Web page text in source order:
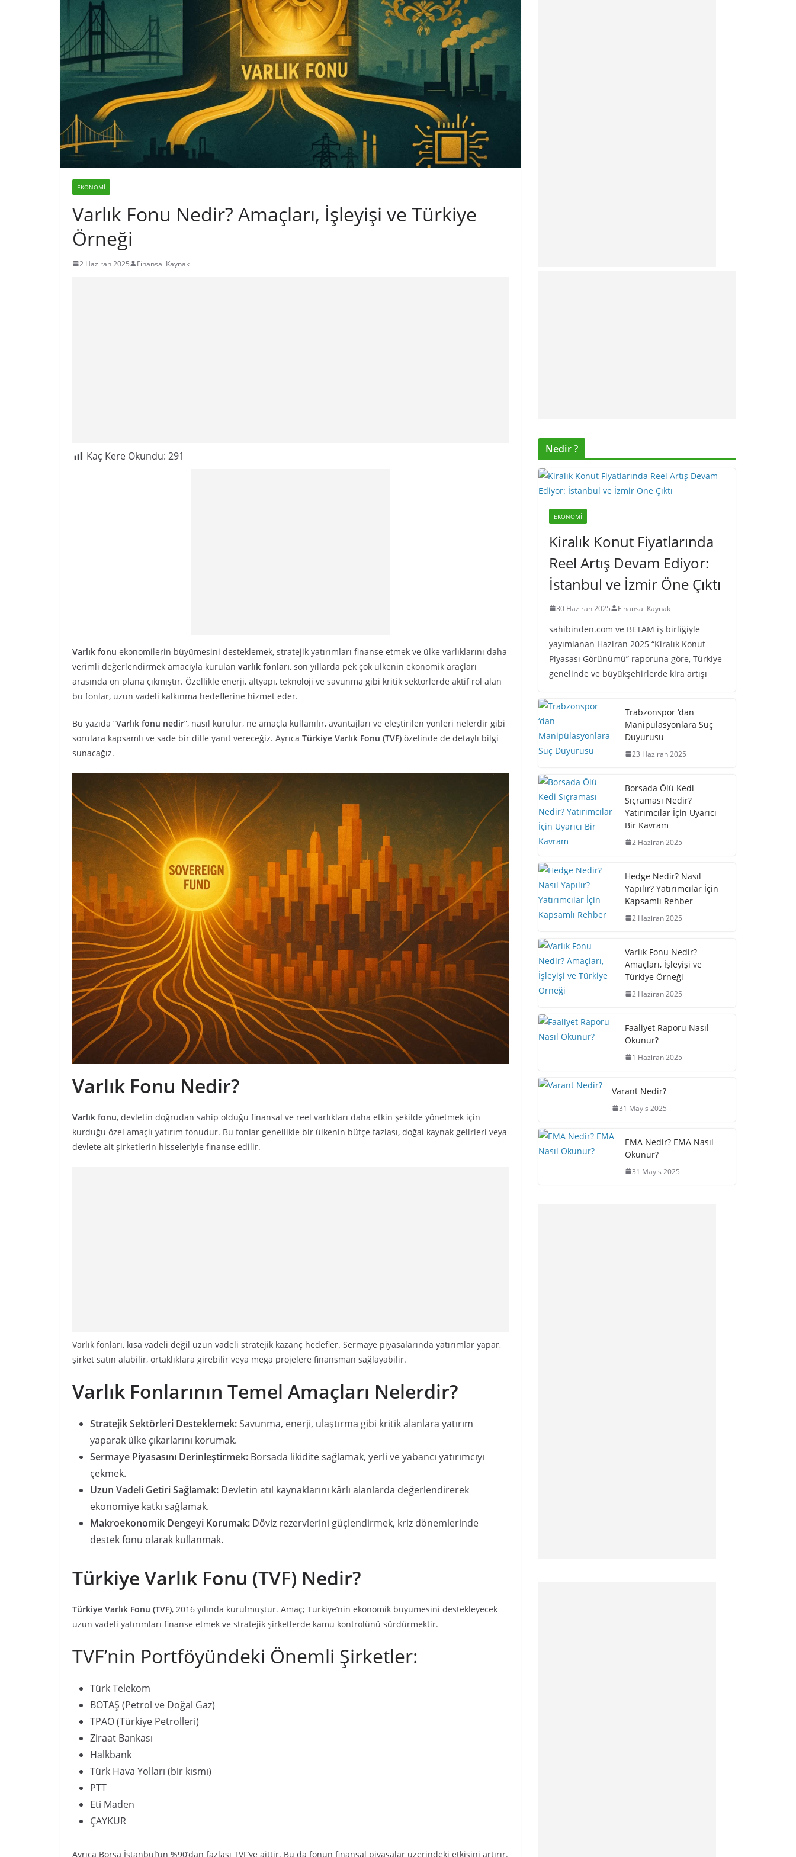
EKONOMI
Varlık Fonu Nedir? Amaçları, İşleyişi ve Türkiye
Örneği
2 Haziran 2025 Finansal Kaynak
Kaç Kere Okundu: 291
Varlık fonu ekonomilerin büyümesini desteklemek, stratejik yatırımları finanse etmek ve ülke varlıklarını daha
verimli değerlendirmek amacıyla kurulan varlık fonları, son yıllarda pek çok ülkenin ekonomik araçları
arasında ön plana çıkmıştır. Özellikle enerji, altyapı, teknoloji ve savunma gibi kritik sektörlerde aktif rol alan
bu fonlar, uzun vadeli kalkınma hedeflerine hizmet eder.
Bu yazıda “Varlık fonu nedir”, nasıl kurulur, ne amaçla kullanılır, avantajları ve eleştirilen yönleri nelerdir gibi
sorulara kapsamlı ve sade bir dille yanıt vereceğiz. Ayrıca Türkiye Varlık Fonu (TVF) özelinde de detaylı bilgi
sunacağız.
Varlık Fonu Nedir?
Varlık fonu, devletin doğrudan sahip olduğu finansal ve reel varlıkları daha etkin şekilde yönetmek için
kurduğu özel amaçlı yatırım fonudur. Bu fonlar genellikle bir ülkenin bütçe fazlası, doğal kaynak gelirleri veya
devlete ait şirketlerin hisseleriyle finanse edilir.
Varlık fonları, kısa vadeli değil uzun vadeli stratejik kazanç hedefler. Sermaye piyasalarında yatırımlar yapar,
şirket satın alabilir, ortaklıklara girebilir veya mega projelere finansman sağlayabilir.
Varlık Fonlarının Temel Amaçları Nelerdir?
Stratejik Sektörleri Desteklemek:Savunma, enerji, ulaştırma gibi kritik alanlara yatırım
yaparak ülke çıkarlarını korumak.
Sermaye Piyasasını Derinleştirmek: Borsada likidite sağlamak, yerli ve yabancı yatırımcıyı
çekmek.
Uzun Vadeli Getiri Sağlamak: Devletin atıl kaynaklarını kârlı alanlarda değerlendirerek
ekonomiye katkı sağlamak.
Makroekonomik Dengeyi Korumak: Döviz rezervlerini güçlendirmek, kriz dönemlerinde
destek fonu olarak kullanmak.
Türkiye Varlık Fonu (TVF) Nedir?
Türkiye Varlık Fonu (TVF), 2016 yılında kurulmuştur. Amaç; Türkiye’nin ekonomik büyümesini destekleyecek
uzun vadeli yatırımları finanse etmek ve stratejik şirketlerde kamu kontrolünü sürdürmektir.
TVF’nin Portföyündeki Önemli Şirketler:
Türk Telekom
BOTAŞ (Petrol ve Doğal Gaz)
TPAO (Türkiye Petrolleri)
Ziraat Bankası
Halkbank
Türk Hava Yolları (bir kısmı)
PTT
Eti Maden
ÇAYKUR
Ayrıca Borsa İstanbul’un %90’dan fazlası TVF’ye aittir. Bu da fonun finansal piyasalar üzerindeki etkisini artırır.
Nedir ?
EKONOMI
Kiralık Konut Fiyatlarında
Reel Artış Devam Ediyor:
İstanbul ve İzmir Öne Çıktı
30 Haziran 2025 Finansal Kaynak
sahibinden.com ve BETAM iş birliğiyle
yayımlanan Haziran 2025 “Kiralık Konut
Piyasası Görünümü” raporuna göre, Türkiye
genelinde ve büyükşehirlerde kira artışı
Trabzonspor ‘dan
Manipülasyonlara Suç
Duyurusu
23 Haziran 2025
Borsada Ölü Kedi
Sıçraması Nedir?
Yatırımcılar İçin Uyarıcı
Bir Kavram
2 Haziran 2025
Hedge Nedir? Nasıl
Yapılır? Yatırımcılar İçin
Kapsamlı Rehber
2 Haziran 2025
Varlık Fonu Nedir?
Amaçları, İşleyişi ve
Türkiye Örneği
2 Haziran 2025
Faaliyet Raporu Nasıl
Okunur?
1 Haziran 2025
Varant Nedir?
31 Mayıs 2025
EMA Nedir? EMA Nasıl
Okunur?
31 Mayıs 2025